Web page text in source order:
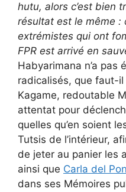
hutu, alors c’est bien
résultat est le même :
extrémistes qui ont
FPR est arrivé en
Habyarimana n’a pas
radicalisés, que faut-il
Kagame, redoutable
attentat pour
quelles qu’en soient
Tutsis de l’intérieur,
de jeter au panier les
ainsi que Carla del
dans ses Mémoires